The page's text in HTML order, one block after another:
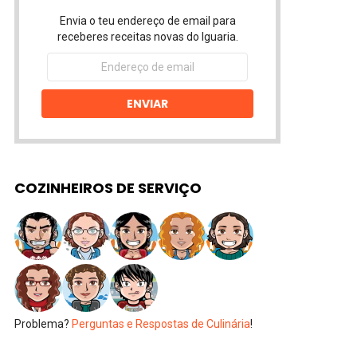
Envia o teu endereço de email para
receberes receitas novas do Iguaria.
Endereço
email
ENVIAR
COZINHEIROS DE SERVIÇO
Problema? Perguntas e Respostas de Culinária!